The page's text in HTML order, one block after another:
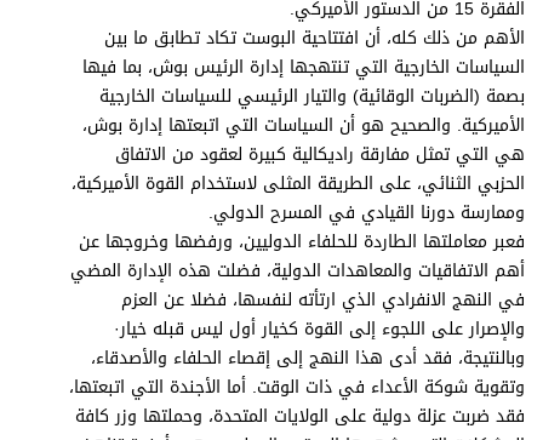
الفقرة 15 من الدستور الأميركي.
الأهم من ذلك كله، أن افتتاحية البوست تكاد تطابق ما بين
السياسات الخارجية التي تنتهجها إدارة الرئيس بوش، بما فيها
بصمة (الضربات الوقائية) والتيار الرئيسي للسياسات الخارجية
الأميركية. والصحيح هو أن السياسات التي اتبعتها إدارة بوش،
هي التي تمثل مفارقة راديكالية كبيرة لعقود من الاتفاق
الحزبي الثنائي، على الطريقة المثلى لاستخدام القوة الأميركية،
وممارسة دورنا القيادي في المسرح الدولي.
فعبر معاملتها الطاردة للحلفاء الدوليين، ورفضها وخروجها عن
أهم الاتفاقيات والمعاهدات الدولية، فضلت هذه الإدارة المضي
في النهج الانفرادي الذي ارتأته لنفسها، فضلا عن العزم
والإصرار على اللجوء إلى القوة كخيار أول ليس قبله خيار·
وبالنتيجة، فقد أدى هذا النهج إلى إقصاء الحلفاء والأصدقاء،
وتقوية شوكة الأعداء في ذات الوقت. أما الأجندة التي اتبعتها،
فقد ضربت عزلة دولية على الولايات المتحدة، وحملتها وزر كافة